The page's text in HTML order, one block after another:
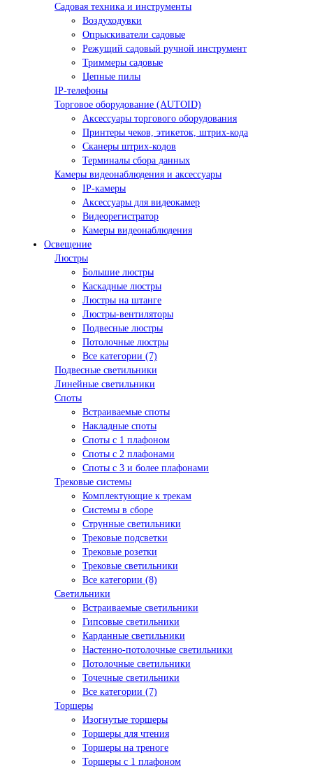
Садовая техника и инструменты
Воздуходувки
Опрыскиватели садовые
Режущий садовый ручной инструмент
Триммеры садовые
Цепные пилы
IP-телефоны
Торговое оборудование (AUTOID)
Аксессуары торгового оборудования
Принтеры чеков, этикеток, штрих-кода
Сканеры штрих-кодов
Терминалы сбора данных
Камеры видеонаблюдения и аксессуары
IP-камеры
Аксессуары для видеокамер
Видеорегистратор
Камеры видеонаблюдения
Освещение
Люстры
Большие люстры
Каскадные люстры
Люстры на штанге
Люстры-вентиляторы
Подвесные люстры
Потолочные люстры
Все категории (7)
Подвесные светильники
Линейные светильники
Споты
Встраиваемые споты
Накладные споты
Споты с 1 плафоном
Споты с 2 плафонами
Споты с 3 и более плафонами
Трековые системы
Комплектующие к трекам
Системы в сборе
Струнные светильники
Трековые подсветки
Трековые розетки
Трековые светильники
Все категории (8)
Светильники
Встраиваемые светильники
Гипсовые светильники
Карданные светильники
Настенно-потолочные светильники
Потолочные светильники
Точечные светильники
Все категории (7)
Торшеры
Изогнутые торшеры
Торшеры для чтения
Торшеры на треноге
Торшеры с 1 плафоном